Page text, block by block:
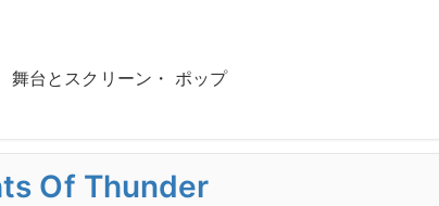
舞台とスクリーン・ ポップ
Of Thunder